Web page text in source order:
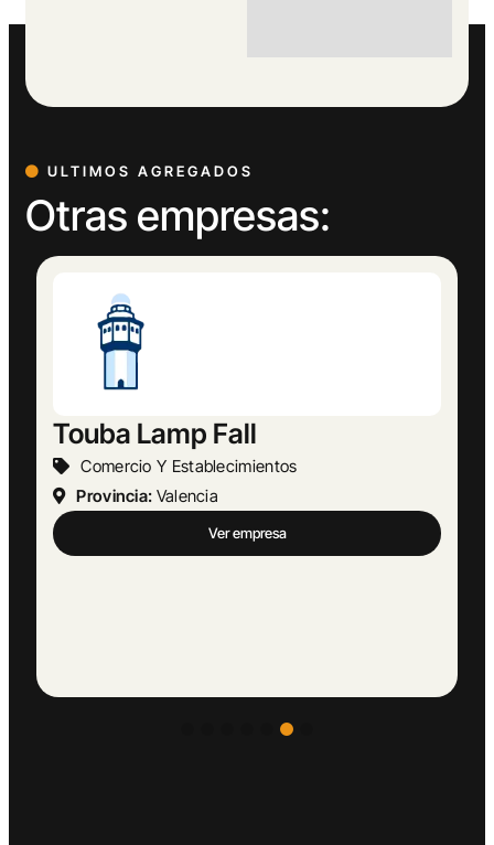
ULTIMOS AGREGADOS
Otras empresas:
Touba Lamp Fall
Comercio Y Establecimientos
Provincia: Valencia
Ver empresa